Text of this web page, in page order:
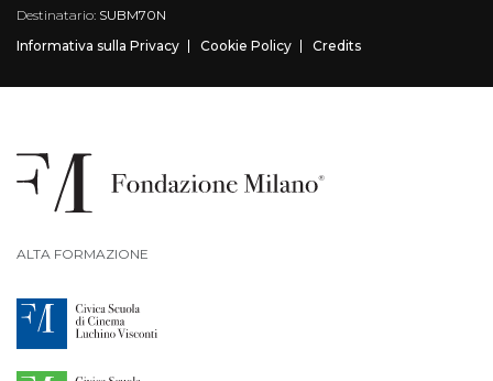
Destinatario: SUBM70N
Informativa sulla Privacy
Cookie Policy Credits
ALTA FORMAZIONE